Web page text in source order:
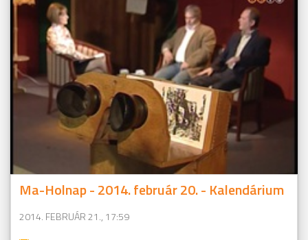
Ma-Holnap - 2014. február 20. - Kalendárium
2014. FEBRUÁR 21., 17:59